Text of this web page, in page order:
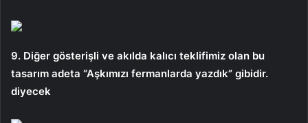
9. Diğer gösterişli ve akılda kalıcı teklifimiz olan bu
tasarım adeta “Aşkımızı fermanlarda yazdık” gibidir.
diyecek